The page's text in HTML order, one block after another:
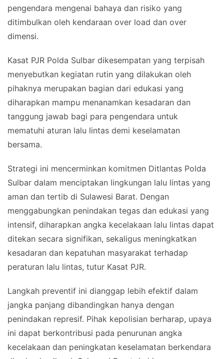
pengendara mengenai bahaya dan risiko yang
ditimbulkan oleh kendaraan over load dan over
dimensi.
Kasat PJR Polda Sulbar dikesempatan yang terpisah
menyebutkan kegiatan rutin yang dilakukan oleh
pihaknya merupakan bagian dari edukasi yang
diharapkan mampu menanamkan kesadaran dan
tanggung jawab bagi para pengendara untuk
mematuhi aturan lalu lintas demi keselamatan
bersama.
Strategi ini mencerminkan komitmen Ditlantas Polda
Sulbar dalam menciptakan lingkungan lalu lintas yang
aman dan tertib di Sulawesi Barat. Dengan
menggabungkan penindakan tegas dan edukasi yang
intensif, diharapkan angka kecelakaan lalu lintas dapat
ditekan secara signifikan, sekaligus meningkatkan
kesadaran dan kepatuhan masyarakat terhadap
peraturan lalu lintas, tutur Kasat PJR.
Langkah preventif ini dianggap lebih efektif dalam
jangka panjang dibandingkan hanya dengan
penindakan represif. Pihak kepolisian berharap, upaya
ini dapat berkontribusi pada penurunan angka
kecelakaan dan peningkatan keselamatan berkendara